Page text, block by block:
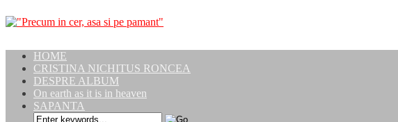
HOME
CRISTINA NICHITUS RONCEA
DESPRE ALBUM
On earth as it is in heaven
SAPANTA